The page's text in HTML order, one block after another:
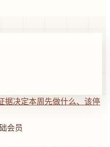
据决定本周先做什么、该停
会员